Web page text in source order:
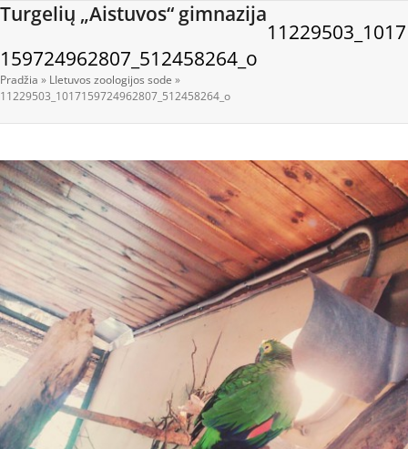
Skip
content
Turgelių „Aistuvos“ gimnazija
Open
menu
Close
menu
11229503_1017
159724962807_512458264_o
Pradžia » LIetuvos zoologijos sode »
11229503_1017159724962807_512458264_o